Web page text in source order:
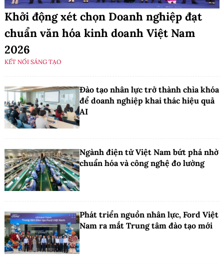
Khởi động xét chọn Doanh nghiệp đạt
chuẩn văn hóa kinh doanh Việt Nam
2026
KẾT NỐI SÁNG TẠO
Đào tạo nhân lực trở thành chìa khóa
để doanh nghiệp khai thác hiệu quả
AI
Ngành điện tử Việt Nam bứt phá nhờ
chuẩn hóa và công nghệ đo lường
Phát triển nguồn nhân lực, Ford Việt
Nam ra mắt Trung tâm đào tạo mới